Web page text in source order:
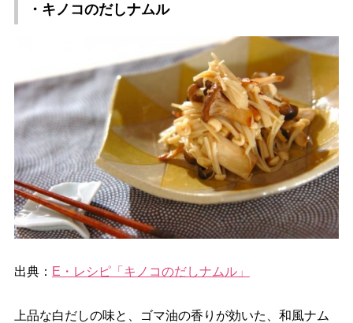
・キノコのだしナムル
出典： E・レシピ「キノコのだしナムル」
上品な白だしの味と、ゴマ油の香りが効いた、和風ナム